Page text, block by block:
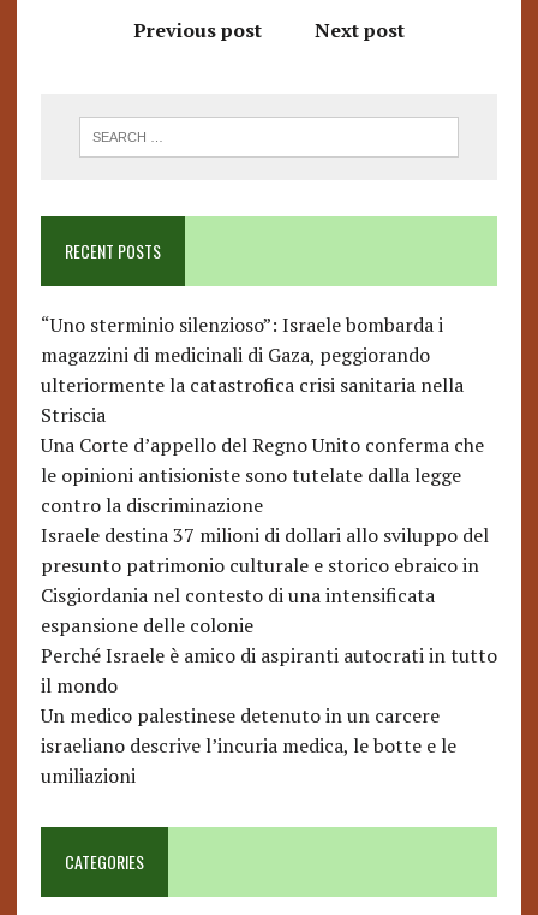
Previous post Next post
RECENT POSTS
“Uno sterminio silenzioso”: Israele bombarda i
magazzini di medicinali di Gaza, peggiorando
ulteriormente la catastrofica crisi sanitaria nella
Striscia
Una Corte d’appello del Regno Unito conferma che
le opinioni antisioniste sono tutelate dalla legge
contro la discriminazione
Israele destina 37 milioni di dollari allo sviluppo del
presunto patrimonio culturale e storico ebraico in
Cisgiordania nel contesto di una intensificata
espansione delle colonie
Perché Israele è amico di aspiranti autocrati in tutto
il mondo
Un medico palestinese detenuto in un carcere
israeliano descrive l’incuria medica, le botte e le
umiliazioni
CATEGORIES